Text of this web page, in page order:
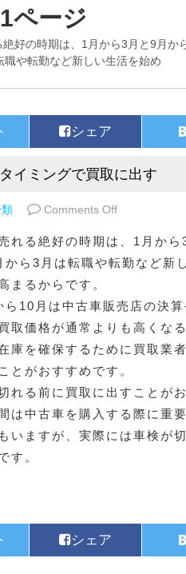
ページ
好の時期は、1月から3月と9月か
職や転勤など新しい生活を始め
イミングで買取に出す
Comments Offon 高く売れ
れる絶好の時期は、1月から
から3月は転職や転勤など新
まるからです。
ら10月は中古車販売店の決
取価格が通常よりも高くな
庫を確保するために買取業
とがおすすめです。
れる前に買取に出すことが
は中古車を購入する際に重
いますが、実際には車検が
す。